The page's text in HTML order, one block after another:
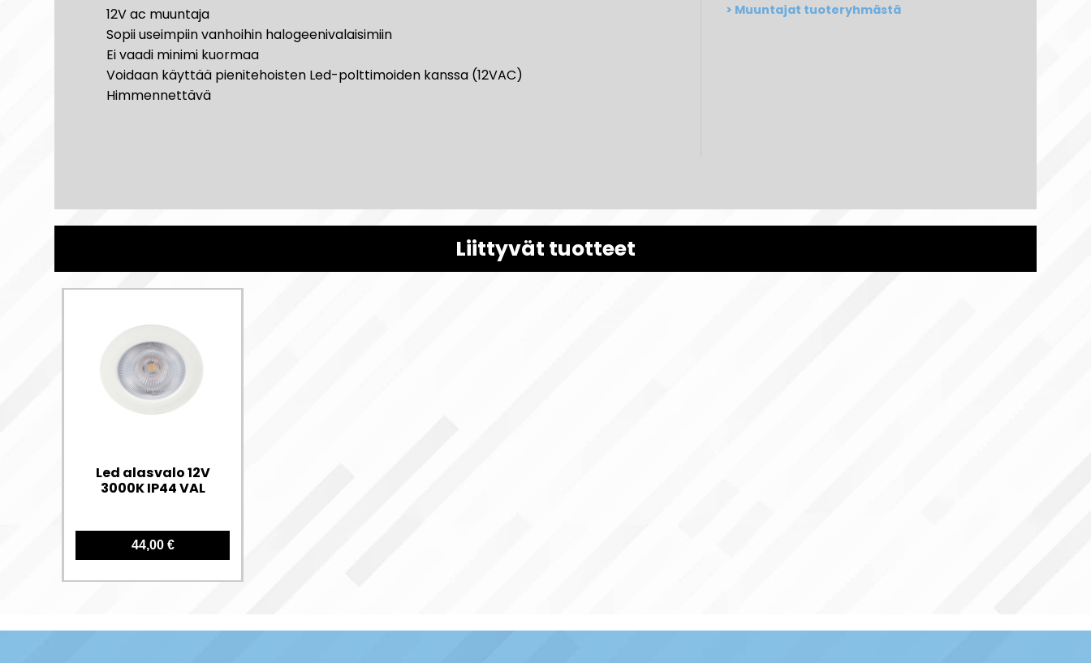
12V ac muuntaja
Sopii useimpiin vanhoihin halogeenivalaisimiin
Ei vaadi minimi kuormaa
Voidaan käyttää pienitehoisten Led-polttimoiden kanssa (12VAC)
Himmennettävä
Muuntajat tuoteryhmästä
Liittyvät tuotteet
Led alasvalo 12V
3000K IP44 VAL
44,00 €